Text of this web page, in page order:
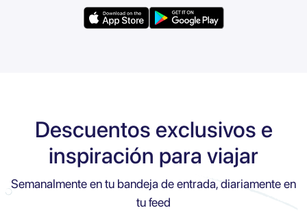
Descuentos exclusivos e
inspiración para viajar
Semanalmente en tu bandeja de entrada, diariamente en
tu feed